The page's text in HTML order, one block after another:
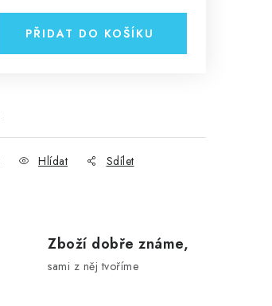
PŘIDAT DO KOŠÍKU
Hlídat Sdílet
Zboží dobře známe,
sami z něj tvoříme